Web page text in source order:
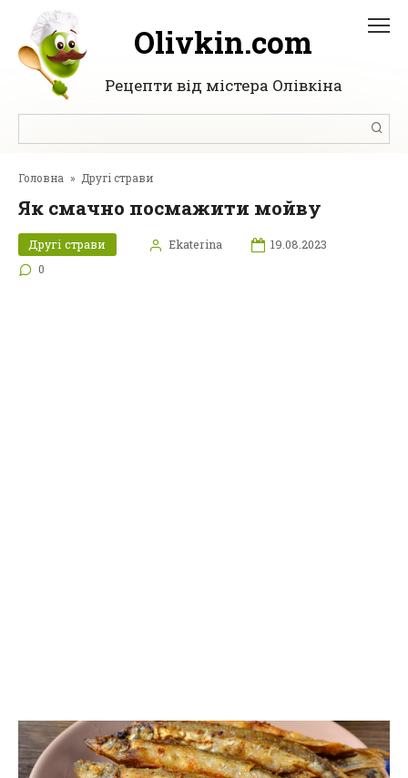
Перейти
вмісту
Olivkin.com
Рецепти від містера Олівкіна
Головна » Другі страви
Як смачно посмажити мойву
Другі страви Ekaterina
19.08.2023
0